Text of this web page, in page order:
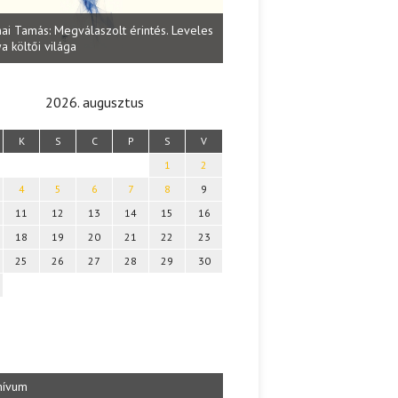
Tamás: Megválaszolt érintés. Leveles
költői világa
2026. augusztus
K S C P S V
1
2
4 5 6 7 8
9
11 12 13 14 15
16
18 19 20 21 22
23
25 26 27 28 29
30